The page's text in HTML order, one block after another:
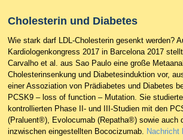
Cholesterin und Diabetes
Wie stark darf LDL-Cholesterin gesenkt werden?
Kardiologenkongress 2017 in Barcelona 2017
Carvalho et al. aus Sao Paulo eine große
Cholesterinsenkung und Diabetesinduktion vor,
einer Assoziation von Prädiabetes und Diabetes
PCSK9 – loss of function – Mutation. Sie
kontrollierten Phase II- und III-Studien mit den
(Praluent®), Evolocumab (Repatha®) sowie auch
inzwischen eingestellten Bococizumab. Nachricht